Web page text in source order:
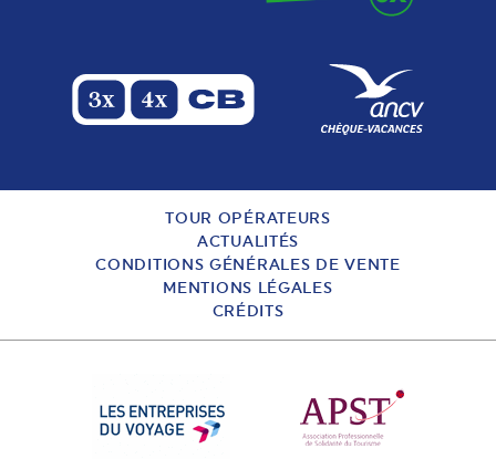
TOUR OPÉRATEURS
ACTUALITÉS
CONDITIONS GÉNÉRALES DE VENTE
MENTIONS LÉGALES
CRÉDITS